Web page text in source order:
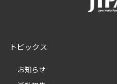
トピックス
お知らせ